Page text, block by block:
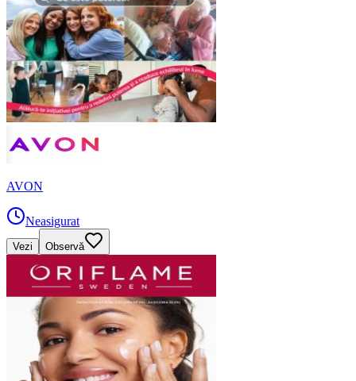
AVON
Neasigurat
Vezi Observă